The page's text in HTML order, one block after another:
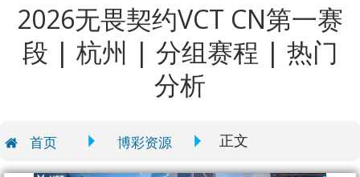
2026无畏契约VCT CN第一赛
段 | 杭州 | 分组赛程 | 热门
分析
首页 博彩资源 正文